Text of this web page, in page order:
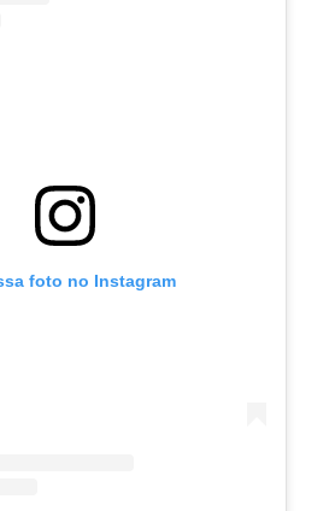
foto no Instagram